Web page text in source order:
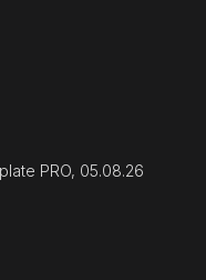
PRO, 05.08.26